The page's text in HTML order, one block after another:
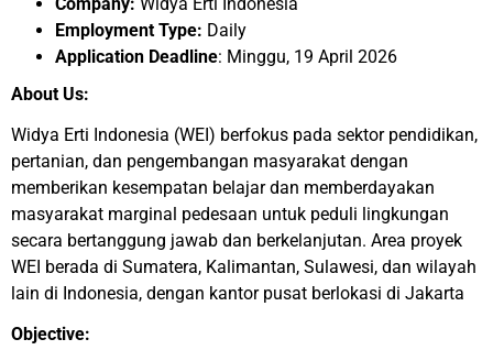
Employment Type: Daily
Application Deadline: Minggu, 19 April 2026
About Us:
Widya Erti Indonesia (WEI) berfokus pada sektor pendidikan,
pertanian, dan pengembangan masyarakat dengan
memberikan kesempatan belajar dan memberdayakan
masyarakat marginal pedesaan untuk peduli lingkungan
secara bertanggung jawab dan berkelanjutan. Area proyek
WEI berada di Sumatera, Kalimantan, Sulawesi, dan wilayah
lain di Indonesia, dengan kantor pusat berlokasi di Jakarta
Objective: